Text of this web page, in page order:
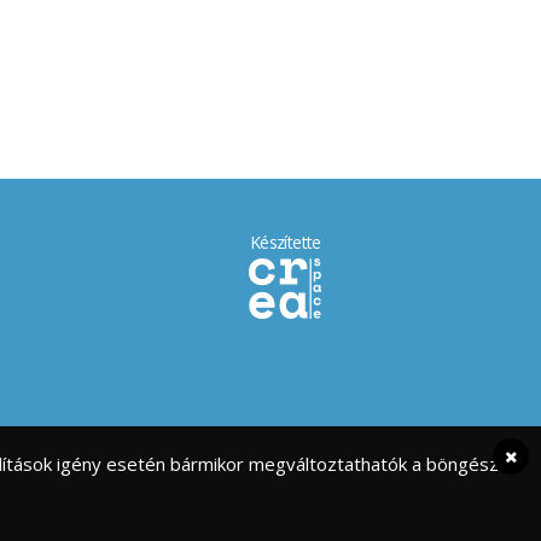
Készítette
igény esetén bármikor megváltoztathatók a böngésző